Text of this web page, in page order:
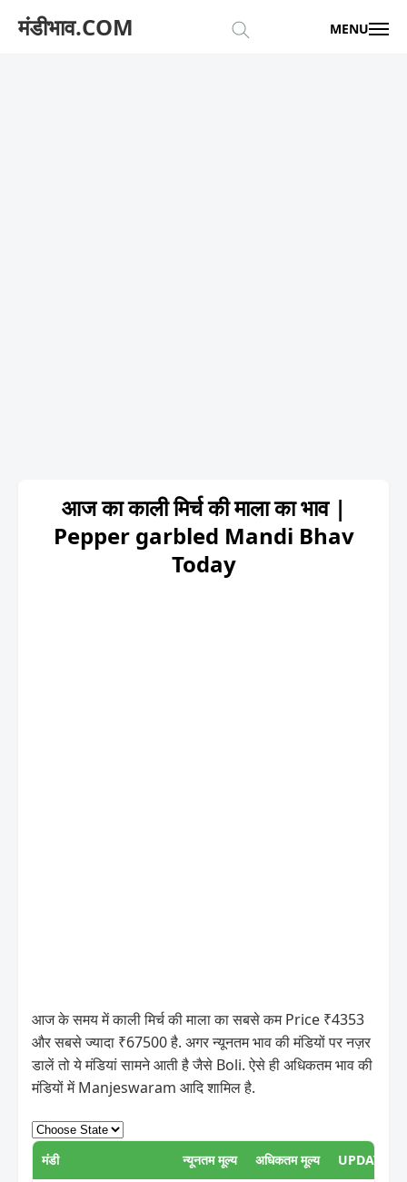
मंडीभाव.COM MENU
आज का काली मिर्च की माला का भाव |
Pepper garbled Mandi Bhav
Today
आज के समय में काली मिर्च की माला का सबसे कम Price ₹4353
और सबसे ज्यादा ₹67500 है. अगर न्यूनतम भाव की मंडियों पर नज़र
डालें तो ये मंडियां सामने आती है जैसे Boli. ऐसे ही अधिकतम भाव की
मंडियों में Manjeswaram आदि शामिल है.
मंडी न्यूनतम मूल्य अधिकतम मूल्य UPDATED